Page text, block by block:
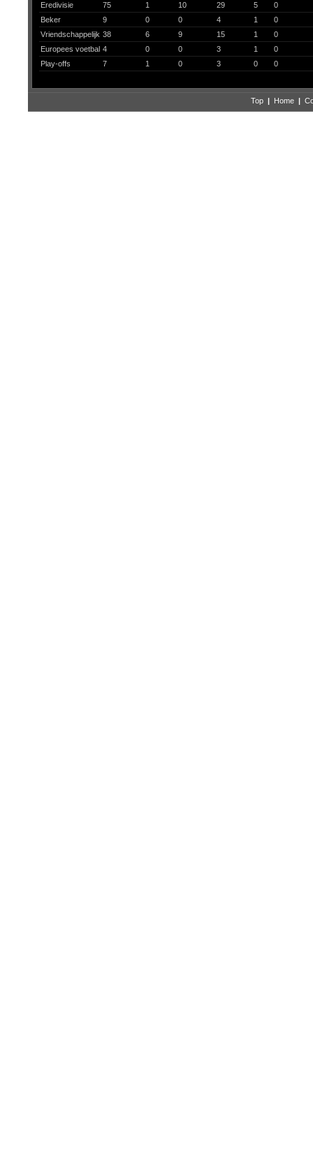
Eredivisie 75 1 10 29 5
0
Beker
9 0 0 4 1
0
Vriendschappelijk 38 6 9 15 1
0
Europees voetbal 4 0 0 3 1
0
Play-offs
7 1 0 3 0 0
Top | Home |